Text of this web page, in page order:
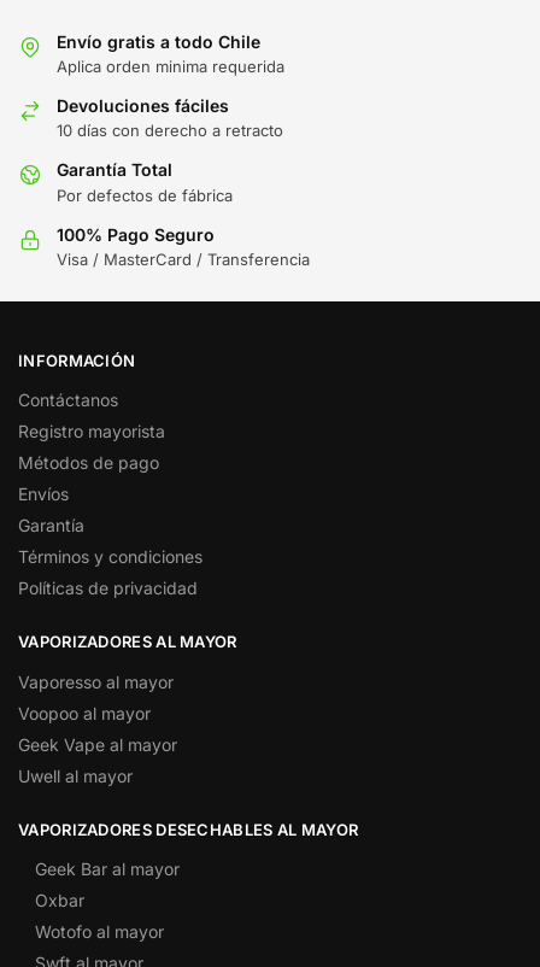
Envío gratis a todo Chile
Aplica orden minima requerida
Devoluciones fáciles
10 días con derecho a retracto
Garantía Total
Por defectos de fábrica
100% Pago Seguro
Visa / MasterCard / Transferencia
INFORMACIÓN
Contáctanos
Registro mayorista
Métodos de pago
Envíos
Garantía
Términos y condiciones
Políticas de privacidad
VAPORIZADORES AL MAYOR
Vaporesso al mayor
Voopoo al mayor
Geek Vape al mayor
Uwell al mayor
VAPORIZADORES DESECHABLES AL MAYOR
Geek Bar al mayor
Oxbar
Wotofo al mayor
Swft al mayor